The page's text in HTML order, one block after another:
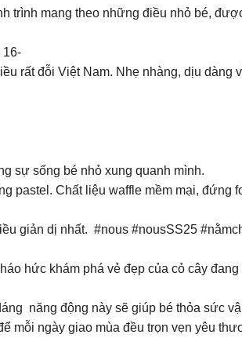
trình mang theo những điều nhỏ bé,
16-
rất đỗi Việt Nam. Nhẹ nhàng, dịu dàng
sự sống bé nhỏ xung quanh mình.
pastel. Chất liệu waffle mềm mại, đứng
giản dị nhất. #nous #nousSS25
hức khám phá vẻ đẹp của cỏ cây đang
năng động này sẽ giúp bé thỏa sức
mỗi ngày giao mùa đều trọn vẹn yêu